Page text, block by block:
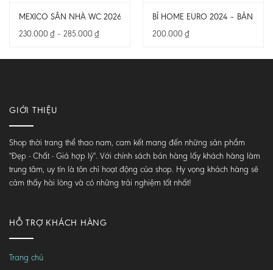
MEXICO SÂN NHÀ WC 2026 – BẢN FAN – CẢ BỘ
230.000₫ – 285.000₫Khoảng
giá:
230.000 ₫
BỈ HOME EURO 2024 – BẢN
200.000₫
GIỚI THIỆU
Shop thời trang thể thao nam, cam kết mang đến những sản phẩm
"Đẹp - Chất - Giá hợp lý". Với chính sách bán hàng lấy khách hàng làm
trung tâm, uy tín là tôn chỉ hoạt động của shop. Hy vọng khách hàng sẽ
cảm thấy hài lòng và có những trải nghiệm tốt nhất!
HỖ TRỢ KHÁCH HÀNG
Trang chủ